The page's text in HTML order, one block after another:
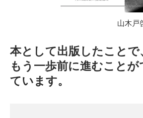
山木戸
本として出版したことで
もう一歩前に進むことが
ています。